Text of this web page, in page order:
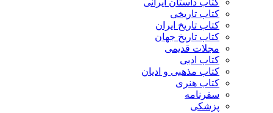
کتاب داستان ایرانی
کتاب تاریخی
کتاب تاریخ ایران
کتاب تاریخ جهان
مجلات قدیمی
کتاب ادبی
کتاب مذهبی و ادیان
کتاب هنری
سفرنامه
پزشکی